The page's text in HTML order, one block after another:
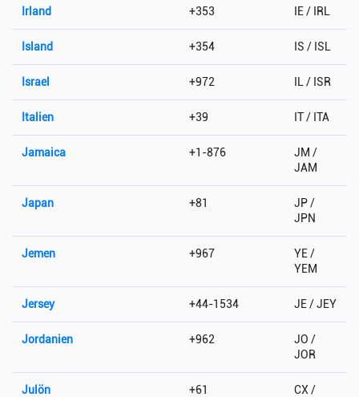
Irland +353 IE / IRL
Island +354 IS / ISL
Israel +972 IL / ISR
Italien +39 IT / ITA
Jamaica +1-876
JM /
JAM
Japan +81
JP /
JPN
Jemen +967
YE /
YEM
Jersey +44-1534 JE / JEY
Jordanien +962
JO /
JOR
Julön +61
CX /